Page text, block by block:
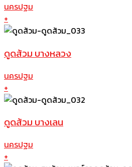
นครปฐม
+
ดูดส้วม บางหลวง
นครปฐม
+
ดูดส้วม บางเลน
นครปฐม
+